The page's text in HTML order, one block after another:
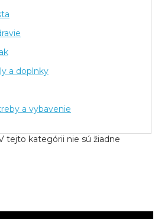
a doplnky
a vybavenie
tejto kategórii nie sú žiadne